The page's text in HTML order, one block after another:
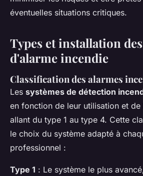
éventuelles situations critiques.
Types et installation
d'alarme incendie
Classification des alarmes
Les systèmes de détection
en fonction de leur utilisation et
allant du type 1 au type 4. Cette
le choix du système adapté à
professionnel :
Type 1 : Le système le plus